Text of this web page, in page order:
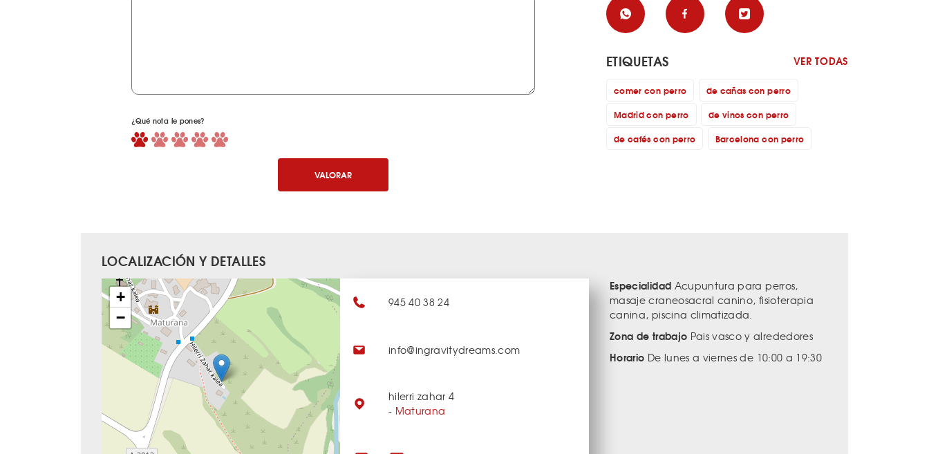
¿Qué nota le pones?
VALORAR
ETIQUETAS VER TODAS
comer con perro
de cañas con perro
Madrid con perro
de vinos con perro
de cafés con perro
Barcelona con perro
LOCALIZACIÓN Y DETALLES
+
−
945 40 38 24
info@ingravitydreams.com
hilerri zahar 4
- Maturana
Especialidad Acupuntura para perros,
masaje craneosacral canino, fisioterapia
canina, piscina climatizada.
Zona de trabajo Pais vasco y alrededores
Horario De lunes a viernes de 10:00 a 19:30